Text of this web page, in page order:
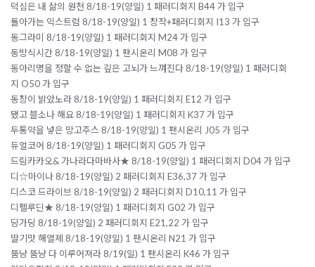
덕심은 내 삶의 원천 8/18-19(양일) 1 패러디회지 B44 가 입구
돌아가는 익스트럼 8/18-19(양일) 1 창작+패러디회지 I13 가 입구
동그라미 8/18-19(양일) 1 패러디회지 M24 가 입구
동방식시간 8/18-19(양일) 1 팬시온리 M08 가 입구
동아리명을 정할 수 없는 깊은 고뇌가 느껴진다 8/18-19(양일) 1 패러디회
지 O50 가 입구
동창이 밝았노라 8/18-19(양일) 1 패러디회지 E12 가 입구
됐고 블소나 해요 8/18-19(양일) 1 패러디회지 K37 가 입구
두통약을 넣은 망고주스 8/18-19(양일) 1 팬시온리 J05 가 입구
듀얼코어 8/18-19(양일) 1 패러디회지 G05 가 입구
드림카카오& 가나라다마바사★ 8/18-19(양일) 1 패러디회지 D04 가 입구
디☆마이나 8/18-19(양일) 2 패러디회지 E36,37 가 입구
디스코 드라이브 8/18-19(양일) 2 패러디회지 D10,11 가 입구
디펠루딘★ 8/18-19(양일) 1 패러디회지 G02 가 입구
딩가딩 8/18-19(양일) 2 패러디회지 E21,22 가 입구
딸기맛 해열제 8/18-19(양일) 1 팬시온리 N21 가 입구
뚬냥 뚬냥 다 이루어져라 8/19(일) 1 팬시온리 K46 가 입구